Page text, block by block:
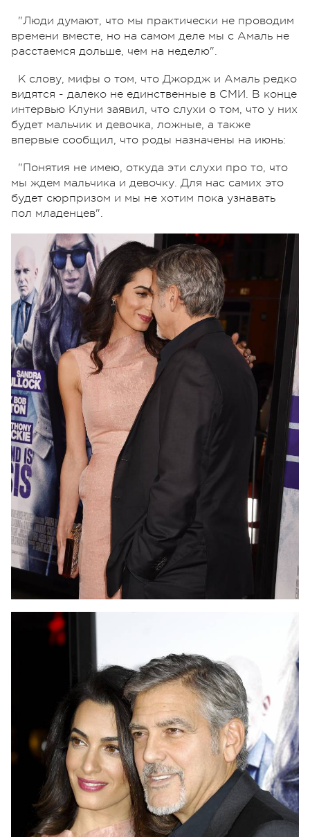
"Люди думают, что мы практически не проводим
времени вместе, но на самом деле мы с Амаль не
расстаемся дольше, чем на неделю".
К слову, мифы о том, что Джордж и Амаль редко
видятся - далеко не единственные в СМИ. В конце
интервью Клуни заявил, что слухи о том, что у них
будет мальчик и девочка, ложные, а также
впервые сообщил, что роды назначены на июнь:
"Понятия не имею, откуда эти слухи про то, что
мы ждем мальчика и девочку. Для нас самих это
будет сюрпризом и мы не хотим пока узнавать
пол младенцев".